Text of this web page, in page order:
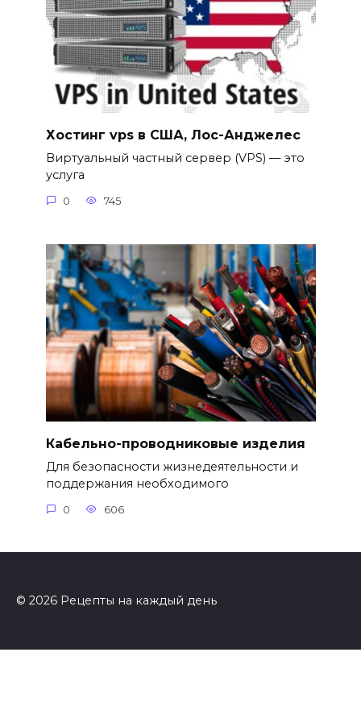
Хостинг vps в США, Лос-Анджелес
Виртуальный частный сервер (VPS) — это
услуга
0 745
Кабельно-проводниковые изделия
Для безопасности жизнедеятельности и
поддержания необходимого
0 606
© 2026 Рецепты на каждый день